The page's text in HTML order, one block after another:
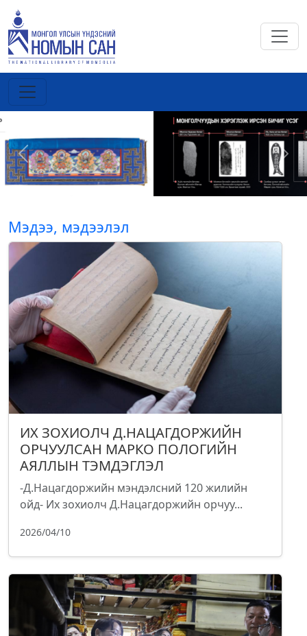
Previous Next
Мэдээ, мэдээлэл
ИХ ЗОХИОЛЧ Д.НАЦАГДОРЖИЙН
ОРЧУУЛСАН МАРКО ПОЛОГИЙН
АЯЛЛЫН ТЭМДЭГЛЭЛ
-Д.Нацагдоржийн мэндэлсний 120 жилийн
ойд- Их зохиолч Д.Нацагдоржийн орчуу...
2026/04/10